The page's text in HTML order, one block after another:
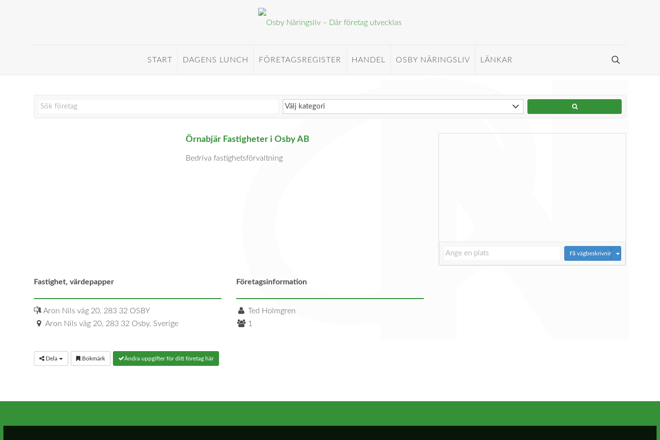
START DAGENS LUNCH FÖRETAGSREGISTER HANDEL OSBY NÄRINGSLIV LÄNKAR
Örnabjär Fastigheter i Osby AB
Bedriva fastighetsförvaltning
Få vägbeskrivningar
Fastighet, värdepapper
Aron Nils väg 20, 283 32 OSBY
Aron Nils väg 20, 283 32 Osby, Sverige
Företagsinformation
Ted Holmgren
1
Ändra uppgifter för ditt företag här
Dela Bokmärk